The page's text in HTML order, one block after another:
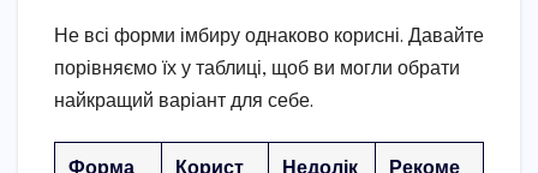
Не всі форми імбиру однаково корисні. Давайте
порівняємо їх у таблиці, щоб ви могли обрати
найкращий варіант для себе.